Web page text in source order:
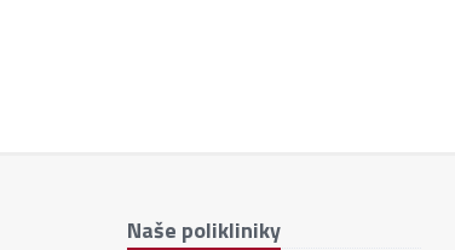
Naše polikliniky